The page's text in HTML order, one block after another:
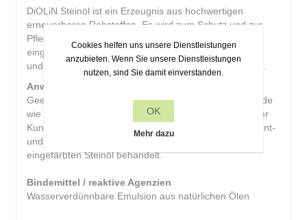
DiOLiN Steinöl ist ein Erzeugnis aus hochwertigen
erneuerbaren Rohstoffen. Es wird zum Schutz und zur
Pflege von Naturstein-, Beton- und Estrichböden
eingesetzt. Schützt die Oberfläche vor Verschmutzung
und eindringendem Wasser und anderen Flüssigkeiten.
Anwendungsbereich
Geeignet für all saugfähigen, mineralischen Untergründe
wie Schiefer, Tuffstein sowie alkalieneutraler Beton oder
Kunststein. Monotone Anstrichträger wie Beton-, Zement-
und Anhydritestriche werden mit entsprechend
eingefärbten Steinöl behandelt.
Bindemittel / reaktive Agenzien
Wasserverdünnbare Emulsion aus natürlichen Ölen
Cookies helfen uns unsere Dienstleistungen
anzubieten. Wenn Sie unsere Dienstleistungen
nutzen, sind Sie damit einverstanden.
OK
Mehr dazu